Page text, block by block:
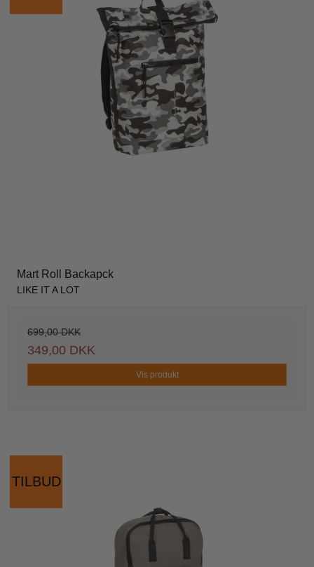
Mart Roll Backapck
LIKE IT A LOT
699,00 DKK
349,00 DKK
Vis produkt
TILBUD